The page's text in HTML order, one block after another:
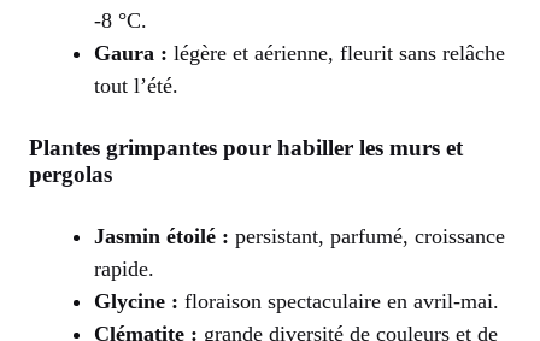
-8 °C.
Gaura : légère et aérienne, fleurit sans relâche
tout l’été.
Plantes grimpantes pour habiller les murs et
pergolas
Jasmin étoilé : persistant, parfumé, croissance
rapide.
Glycine : floraison spectaculaire en avril-mai.
Clématite : grande diversité de couleurs et de